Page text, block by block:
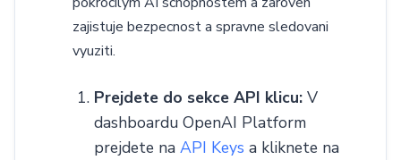
zajistuje bezpecnost a spravne sledovani
vyuziti.
Prejdete do sekce API klicu: V
dashboardu OpenAI Platform
prejdete na API Keys a kliknete na